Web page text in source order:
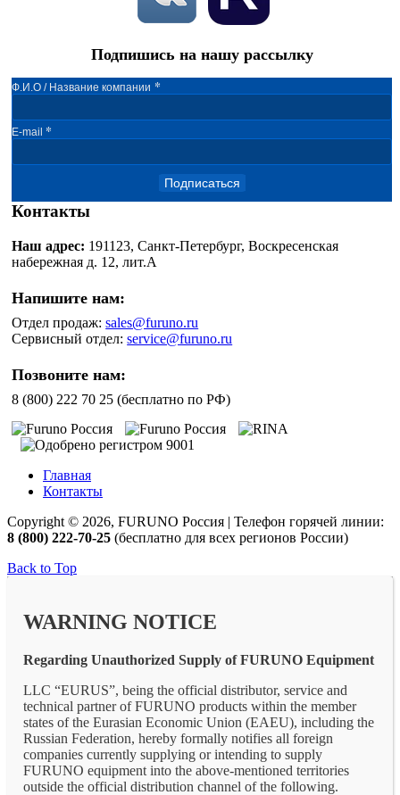
Подпишись на нашу рассылку
Ф.И.О / Название компании *
E-mail *
Подписаться
Контакты
Наш адрес: 191123, Санкт-Петербург, Воскресенская
набережная д. 12, лит.А
Напишите нам:
Отдел продаж:sales@furuno.ru
Сервисный отдел:service@furuno.ru
Позвоните нам:
8 (800) 222 70 25 (бесплатно по РФ)
Главная
Контакты
Copyright © 2026, FURUNO Россия | Телефон горячей линии:
8 (800) 222-70-25 (бесплатно для всех регионов России)
Back to Top
WARNING NOTICE
Regarding Unauthorized Supply of FURUNO Equipment
LLC “EURUS”, being the official distributor, service and
technical partner of FURUNO products within the member
states of the Eurasian Economic Union (EAEU), including the
Russian Federation, hereby formally notifies all foreign
companies currently supplying or intending to supply
FURUNO equipment into the above-mentioned territories
outside the official distribution channel of the following.